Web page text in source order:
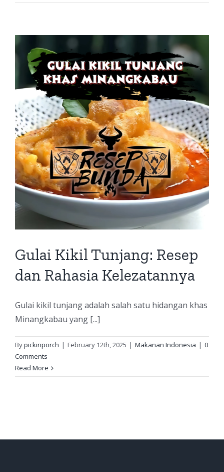
Gulai Kikil Tunjang: Resep
dan Rahasia Kelezatannya
Gulai kikil tunjang adalah salah satu hidangan khas
Minangkabau yang [...]
Bypickinporch | February 12th, 2025 | Makanan Indonesia | 0
Comments
Read More